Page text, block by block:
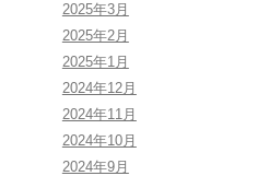
2025年3月
2025年2月
2025年1月
2024年12月
2024年11月
2024年10月
2024年9月